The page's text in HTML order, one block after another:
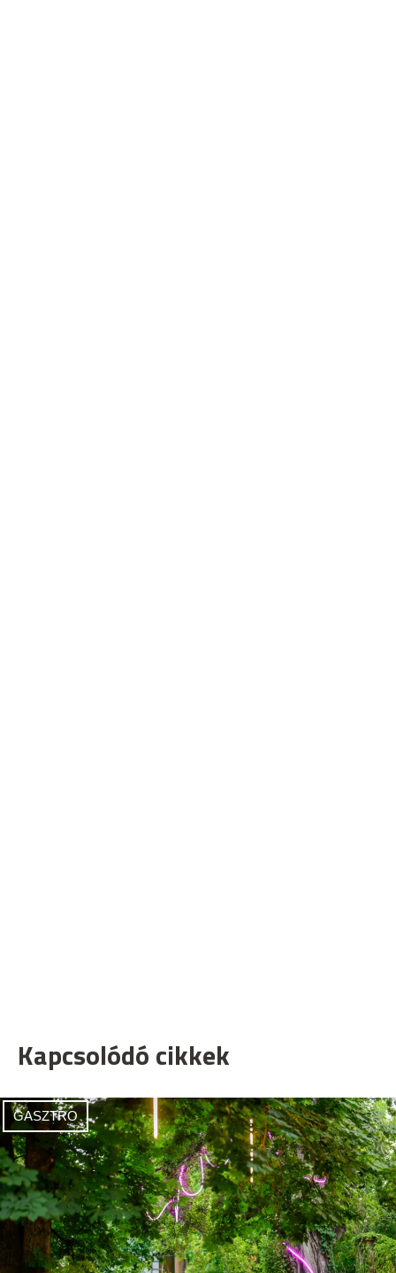
Kapcsolódó cikkek
GASZTRO